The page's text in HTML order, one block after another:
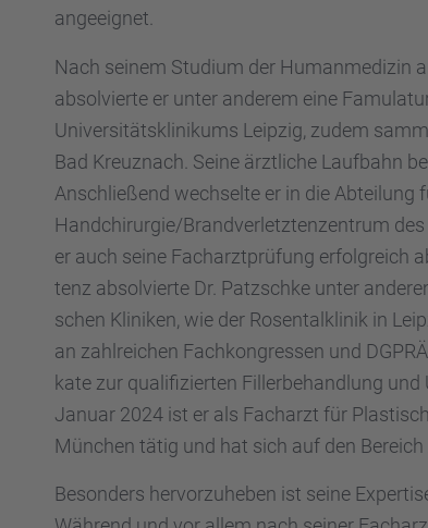
angeeig­net.
Nach seinem Studium der Human­me­di­zin
absol­vierte er unter anderem eine
Univer­si­täts­kli­ni­kums Leipzig, zudem
Bad Kreuz­nach. Seine ärztli­che Laufbahn
Anschlie­ßend wechselte er in die Abtei­lung
Handchirurgie/Brandverletztenzentrum
er auch seine Facharzt­prü­fung erfolg­reich
tenz absol­vierte Dr. Patzschke unter
schen Klini­ken, wie der Rosen­tal­kli­nik in
an zahlrei­chen Fachkon­gres­sen und
kate zur quali­fi­zier­ten Filler­be­hand­lung
Januar 2024 ist er als Facharzt für
München tätig und hat sich auf den
Beson­ders hervor­zu­he­ben ist seine